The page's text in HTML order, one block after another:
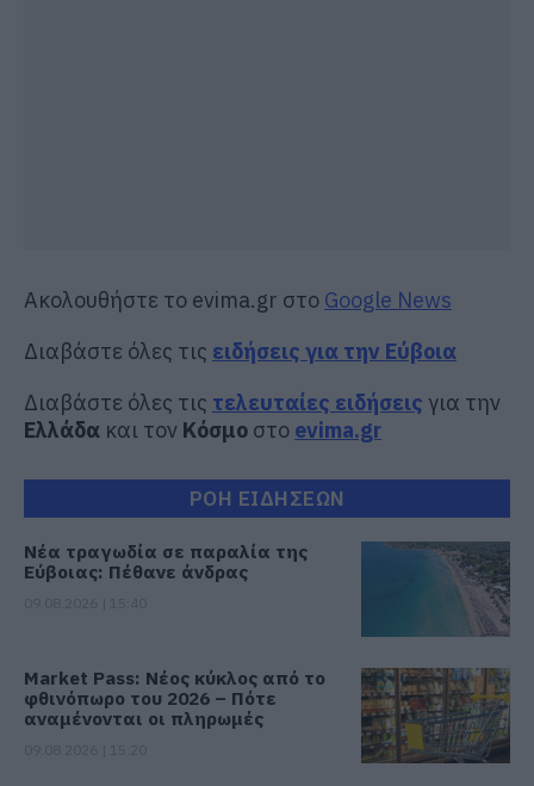
Ακολουθήστε το evima.gr στο Google News
Διαβάστε όλες τις ειδήσεις για την Εύβοια
Διαβάστε όλες τις τελευταίες ειδήσεις για την
Ελλάδα και τον Κόσμο στο evima.gr
ΡΟΗ ΕΙΔΗΣΕΩΝ
Νέα τραγωδία σε παραλία της
Εύβοιας: Πέθανε άνδρας
Market Pass: Νέος κύκλος από το
φθινόπωρο του 2026 – Πότε
αναμένονται οι πληρωμές